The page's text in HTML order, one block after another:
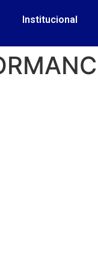
Institucional